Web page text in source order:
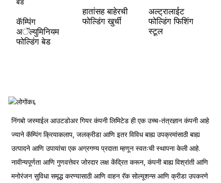
कॅम्पिंग
अॅल्युमिनियम
फोल्डिंग बेड
हातांसह बाहेरची
फोल्डिंग खुर्ची
अल्ट्रालाईट
फोल्डिंग फिशिंग
स्टूल
निंगबो जस्माईल आउटडोअर गियर कंपनी लिमिटेड ही एक उच्च-तंत्रज्ञान कंपनी आहे
ज्याने कॅम्पिंग क्रियाकलाप, जलक्रीडा आणि इतर विविध बाह्य उपक्रमांसाठी बाह्य
उत्पादने आणि उपायांचा एक अग्रगण्य प्रदाता म्हणून स्वतःची स्थापना केली आहे.
नावीन्यपूर्णता आणि गुणवत्तेवर जोरदार लक्ष केंद्रित करून, कंपनी बाह्य विश्रांती आणि
मनोरंजन सुविधा समृद्ध करण्यासाठी आणि वाहन रॅक सोल्यूशन्स आणि क्रीडा उपकरणे